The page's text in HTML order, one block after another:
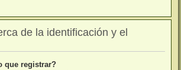
de la identificación y el
que registrar?